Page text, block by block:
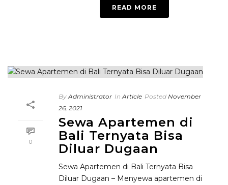
READ MORE
0
By Administrator In Article Posted November
26, 2021
Sewa Apartemen di
Bali Ternyata Bisa
Diluar Dugaan
Sewa Apartemen di Bali Ternyata Bisa
Diluar Dugaan – Menyewa apartemen di